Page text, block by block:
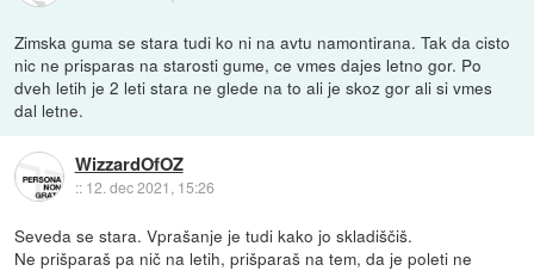
Zimska guma se stara tudi ko ni na avtu namontirana. Tak da cisto
nic ne prisparas na starosti gume, ce vmes dajes letno gor. Po
dveh letih je 2 leti stara ne glede na to ali je skoz gor ali si vmes
dal letne.
WizzardOfOZ
:: 12. dec 2021, 15:26
Seveda se stara. Vprašanje je tudi kako jo skladiščiš.
Ne prišparaš pa nič na letih, prišparaš na tem, da je poleti ne